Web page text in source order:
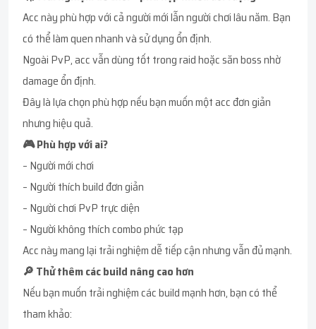
Acc này phù hợp với cả người mới lẫn người chơi lâu năm. Bạn
có thể làm quen nhanh và sử dụng ổn định.
Ngoài PvP, acc vẫn dùng tốt trong raid hoặc săn boss nhờ
damage ổn định.
Đây là lựa chọn phù hợp nếu bạn muốn một acc đơn giản
nhưng hiệu quả.
🎮 Phù hợp với ai?
– Người mới chơi
– Người thích build đơn giản
– Người chơi PvP trực diện
– Người không thích combo phức tạp
Acc này mang lại trải nghiệm dễ tiếp cận nhưng vẫn đủ mạnh.
🔎 Thử thêm các build nâng cao hơn
Nếu bạn muốn trải nghiệm các build mạnh hơn, bạn có thể
tham khảo: